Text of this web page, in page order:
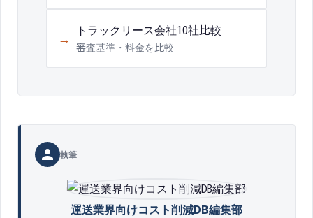
→
トラックリース会社10社比較
審査基準・料金を比較
執筆
運送業界向けコスト削減DB編集部